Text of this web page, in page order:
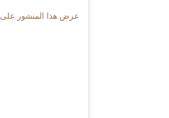
عرض هذا المنشور على Instagram